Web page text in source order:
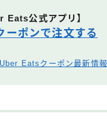
Eats公式アプリ】
ーポンで注文する
Uber Eatsクーポン最新情報